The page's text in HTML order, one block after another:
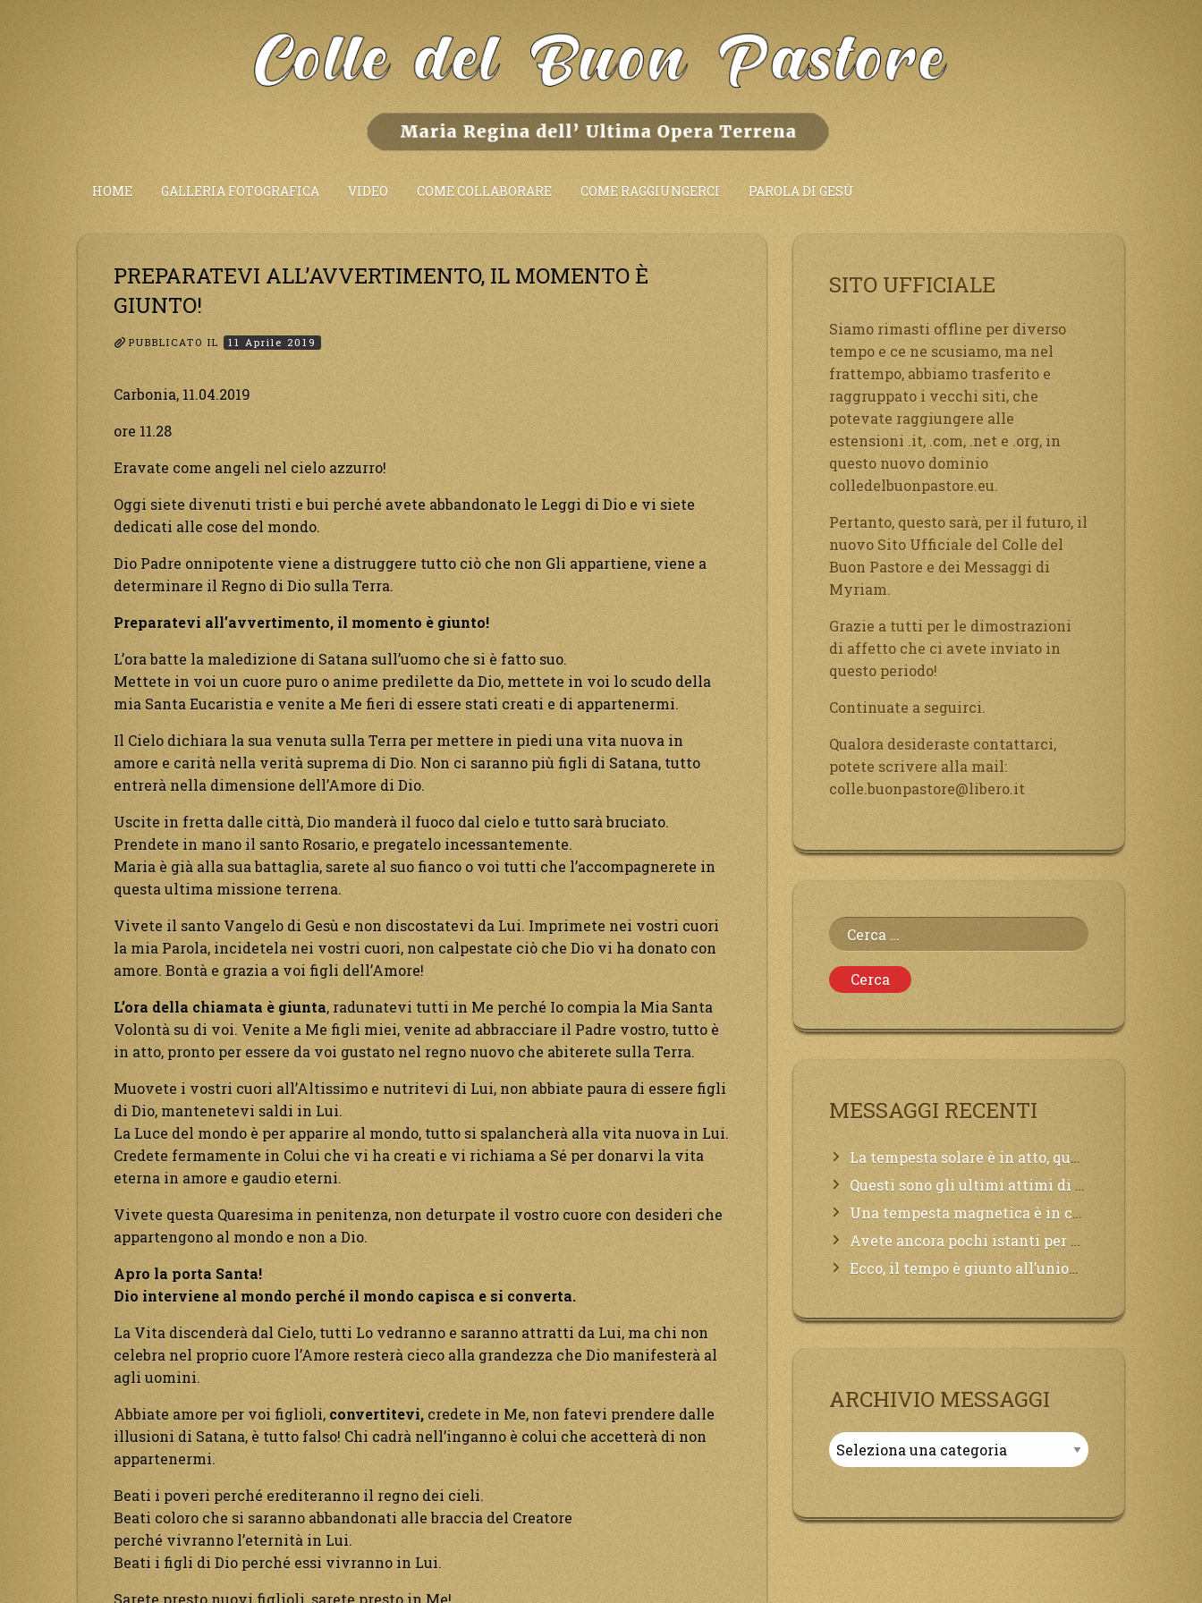
HOME GALLERIA FOTOGRAFICA VIDEO COME COLLABORARE COME RAGGIUNGERCI PAROLA DI GESÙ
PREPARATEVI ALL’AVVERTIMENTO, IL MOMENTO È
GIUNTO!
PUBBLICATO IL 11 Aprile 2019
Carbonia, 11.04.2019
ore 11.28
Eravate come angeli nel cielo azzurro!
Oggi siete divenuti tristi e bui perché avete abbandonato le Leggi di Dio e vi siete
dedicati alle cose del mondo.
Dio Padre onnipotente viene a distruggere tutto ciò che non Gli appartiene, viene a
determinare il Regno di Dio sulla Terra.
Preparatevi all’avvertimento, il momento è giunto!
L’ora batte la maledizione di Satana sull’uomo che si è fatto suo.
Mettete in voi un cuore puro o anime predilette da Dio, mettete in voi lo scudo della
mia Santa Eucaristia e venite a Me fieri di essere stati creati e di appartenermi.
Il Cielo dichiara la sua venuta sulla Terra per mettere in piedi una vita nuova in
amore e carità nella verità suprema di Dio. Non ci saranno più figli di Satana, tutto
entrerà nella dimensione dell’Amore di Dio.
Uscite in fretta dalle città, Dio manderà il fuoco dal cielo e tutto sarà bruciato.
Prendete in mano il santo Rosario, e pregatelo incessantemente.
Maria è già alla sua battaglia, sarete al suo fianco o voi tutti che l’accompagnerete in
questa ultima missione terrena.
Vivete il santo Vangelo di Gesù e non discostatevi da Lui. Imprimete nei vostri cuori
la mia Parola, incidetela nei vostri cuori, non calpestate ciò che Dio vi ha donato con
amore. Bontà e grazia a voi figli dell’Amore!
L’ora della chiamata è giunta, radunatevi tutti in Me perché Io compia la Mia Santa
Volontà su di voi. Venite a Me figli miei, venite ad abbracciare il Padre vostro, tutto è
in atto, pronto per essere da voi gustato nel regno nuovo che abiterete sulla Terra.
Muovete i vostri cuori all’Altissimo e nutritevi di Lui, non abbiate paura di essere figli
di Dio, mantenetevi saldi in Lui.
La Luce del mondo è per apparire al mondo, tutto si spalancherà alla vita nuova in Lui.
Credete fermamente in Colui che vi ha creati e vi richiama a Sé per donarvi la vita
eterna in amore e gaudio eterni.
Vivete questa Quaresima in penitenza, non deturpate il vostro cuore con desideri che
appartengono al mondo e non a Dio.
Apro la porta Santa!
Dio interviene al mondo perché il mondo capisca e si converta.
La Vita discenderà dal Cielo, tutti Lo vedranno e saranno attratti da Lui, ma chi non
celebra nel proprio cuore l’Amore resterà cieco alla grandezza che Dio manifesterà al
agli uomini.
Abbiate amore per voi figlioli, convertitevi, credete in Me, non fatevi prendere dalle
illusioni di Satana, è tutto falso! Chi cadrà nell’inganno è colui che accetterà di non
appartenermi.
Beati i poveri perché erediteranno il regno dei cieli.
Beati coloro che si saranno abbandonati alle braccia del Creatore
perché vivranno l’eternità in Lui.
Beati i figli di Dio perché essi vivranno in Lui.
Sarete presto nuovi figlioli, sarete presto in Me!
SITO UFFICIALE
Siamo rimasti offline per diverso
tempo e ce ne scusiamo, ma nel
frattempo, abbiamo trasferito e
raggruppato i vecchi siti, che
potevate raggiungere alle
estensioni .it, .com, .net e .org, in
questo nuovo dominio
colledelbuonpastore.eu.
Pertanto, questo sarà, per il futuro, il
nuovo Sito Ufficiale del Colle del
Buon Pastore e dei Messaggi di
Myriam.
Grazie a tutti per le dimostrazioni
di affetto che ci avete inviato in
questo periodo!
Continuate a seguirci.
Qualora desideraste contattarci,
potete scrivere alla mail:
colle.buonpastore@libero.it
Ricerca
per:
MESSAGGI RECENTI
La tempesta solare è in atto, questa generazione soffrirà molto, la Terra arderà, l’acqua sarà contaminata, il cibo non sarà più nelle vostre mense.
Questi sono gli ultimi attimi di vita, chi si vuole salvare Mi chiami in suo aiuto.
Una tempesta magnetica è in corso, questa generazione patirà. Il black out non tarderà ad arrivare e tutta la Terra sarà oscurata.
Avete ancora pochi istanti per convertirvi, non perdete tempo, la sciagura arriverà all’improvviso e per chi non si sarà preparato saranno dolori.
Ecco, il tempo è giunto all’unione del Padre con il figlio, non avete che da attendere pochissimo.
ARCHIVIO MESSAGGI
Archivio
Messaggi